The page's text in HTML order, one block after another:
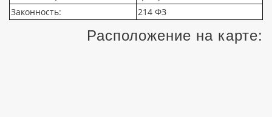
Законность:
214 ФЗ
Расположение на карте: